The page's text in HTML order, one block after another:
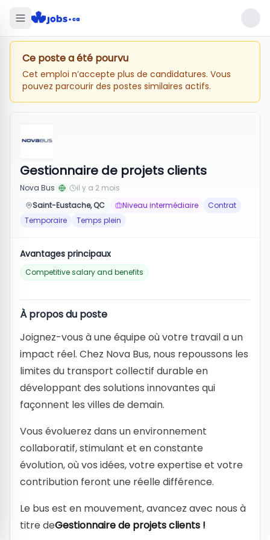
Ce poste a été pourvu
Cet emploi n’accepte plus de candidatures. Vous
pouvez parcourir des postes similaires actifs.
Gestionnaire de projets clients
Nova Bus
il y a 2 mois
Saint-Eustache, QC
Niveau intermédiaire
Contrat
Temporaire
Temps plein
Avantages principaux
Competitive salary and benefits
À propos du poste
Joignez-vous à une équipe où votre travail a un
impact réel. Chez Nova Bus, nous repoussons les
limites du transport collectif durable en
développant des solutions innovantes qui
façonnent les villes de demain.
Vous évoluerez dans un environnement
collaboratif, stimulant et en constante
évolution, où vos idées, votre expertise et votre
contribution feront une réelle différence.
Le bus est en mouvement, avancez avec nous à
titre deGestionnaire de projets clients !